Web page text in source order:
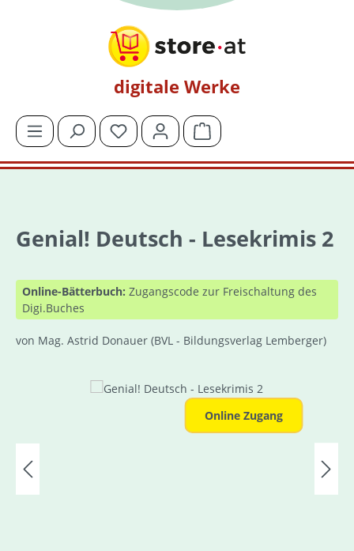
digitale Werke
Du hast 0 Produkte auf dem Merkzettel
Warenkorb enthält 0
Genial! Deutsch - Lesekrimis 2
Online-Bätterbuch: Zugangscode zur Freischaltung des
Digi.Buches
von Mag. Astrid Donauer (BVL - Bildungsverlag Lemberger)
Bildergalerie überspringen
Online Zugang